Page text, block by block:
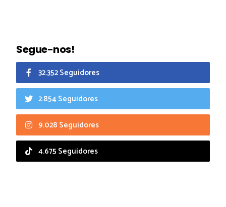
Segue-nos!
32.352 Seguidores
2.854 Seguidores
9.028 Seguidores
4.675 Seguidores